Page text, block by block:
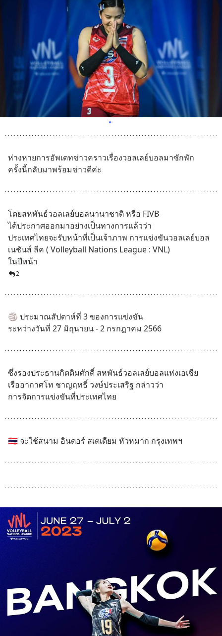
ห่างหายการอัพเดทข่าวคราวเรื่องวอลเลย์บอลมาซักพัก
ครั้งนี้กลับมาพร้อมข่าวดีค่ะ
โดยสหพันธ์วอลเลย์บอลนานาชาติ หรือ FIVB
ได้ประกาศออกมาอย่างเป็นทางการแล้วว่า
ประเทศไทยจะรับหน้าที่เป็นเจ้าภาพ การแข่งขันวอลเลย์บอล
เนชันส์ ลีค ( Volleyball Nations League : VNL)
ในปีหน้า
2
🏐 ประมาณสัปดาห์ที่ 3 ของการแข่งขัน
ระหว่างวันที่ 27 มิถุนายน - 2 กรกฎาคม 2566
ซึ่งรองประธานกิตติมศักดิ์ สหพันธ์วอลเลย์บอลแห่งเอเชีย
เรืออากาศโท ชาญฤทธิ์ วงษ์ประเสริฐ กล่าวว่า
การจัดการแข่งขันที่ประเทศไทย
🇹🇭 จะใช้สนาม อินดอร์ สเตเดียม หัวหมาก กรุงเทพฯ